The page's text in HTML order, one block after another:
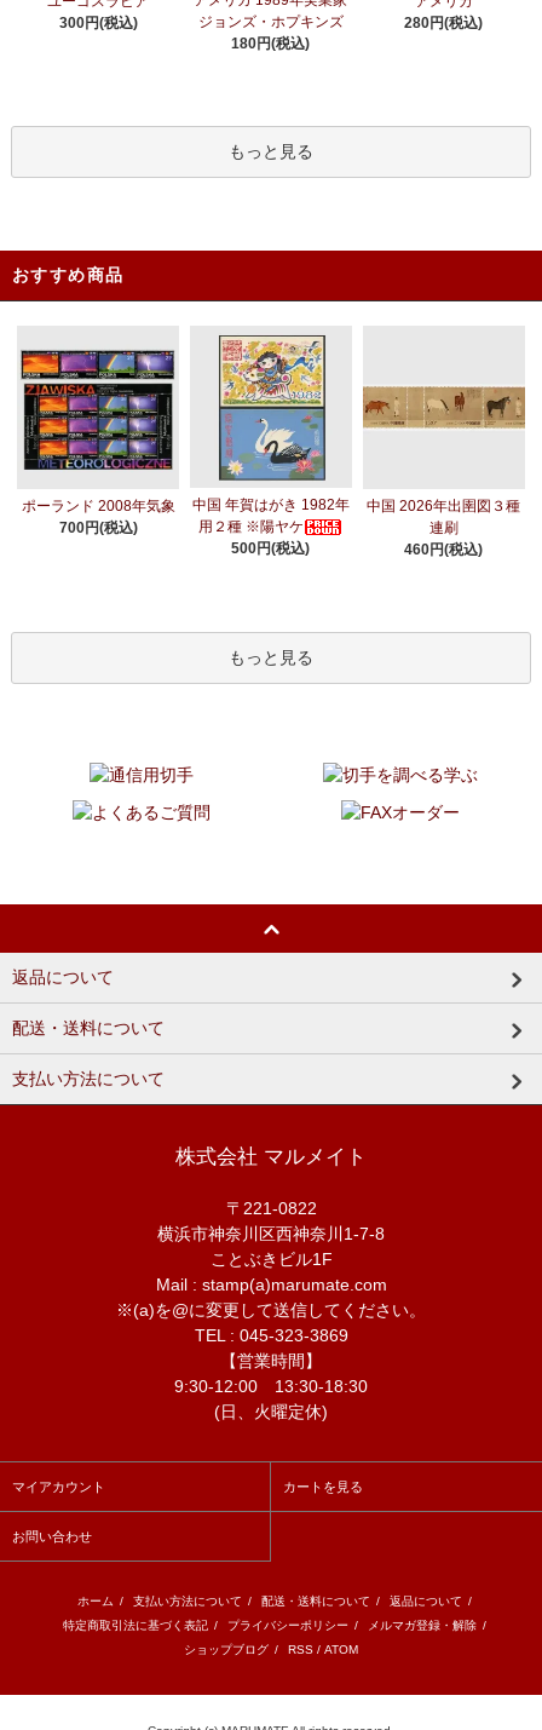
300円(税込)
ジョンズ・ホプキンズ
180円(税込)
280円(税込)
もっと見る
おすすめ商品
ポーランド 2008年気象
700円(税込)
中国 年賀はがき 1982年
用２種 ※陽ヤケ
500円(税込)
中国 2026年出圉図３種
連刷
460円(税込)
もっと見る
返品について
配送・送料について
支払い方法について
株式会社 マルメイト
〒221-0822
横浜市神奈川区西神奈川1-7-8
ことぶきビル1F
Mail : stamp(a)marumate.com
※(a)を@に変更して送信してください。
TEL : 045-323-3869
【営業時間】
9:30-12:00 13:30-18:30
(日、火曜定休)
マイアカウント カートを見る
お問い合わせ
ホーム / 支払い方法について / 配送・送料について / 返品について /
特定商取引法に基づく表記 / プライバシーポリシー / メルマガ登録・解除 /
ショップブログ / RSS / ATOM